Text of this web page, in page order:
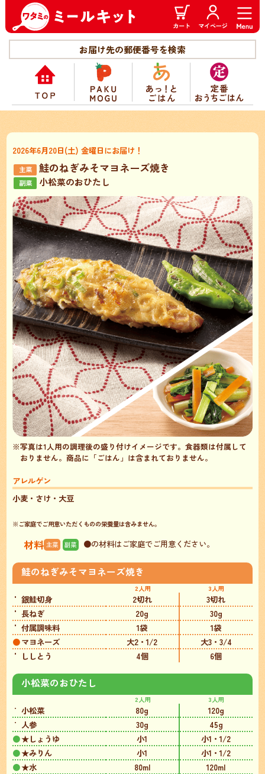
お届け先の郵便番号を検索
2026年6月20日(土) 金曜日にお届け！
鮭のねぎみそマヨネーズ焼き
小松菜のおひたし
アレルゲン
小麦・さけ・大豆
※ご家庭でご用意いただくものの栄養量は含みません。
※写真は1人用の調理後の盛り付けイメージです。食器類は付属して
おりません。 商品に「ごはん」は含まれておりません。
材料 主菜 副菜 ●の材料はご家庭でご用意ください。
鮭のねぎみそマヨネーズ焼き
2人用 3人用
銀鮭切身 2切れ
3切れ
長ねぎ
20g
30g
付属調味料
1袋
1袋
マヨネーズ
大2・1/2
大3・3/4
ししとう
4個 6個
小松菜のおひたし
2人用 3人用
小松菜 80g
120g
人参
30g
45g
★しょうゆ
小1
小1・1/2
★みりん
小1
小1・1/2
★水
80ml
120ml